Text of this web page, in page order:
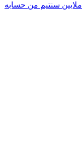
عامل توصيل بطنجة يشتكي اختفاء 5 ملايين سنتيم من حسابه